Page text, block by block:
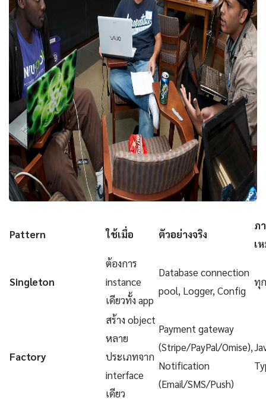
Pattern ใช้เมื่อ ตัวอย่างจริง
ภ
เ
Singleton
ต้องการ
instance
เดียวทั้ง app
Database connection
pool, Logger, Config
ทุ
Factory
สร้าง object
หลาย
ประเภทจาก
interface
เดียว
Payment gateway
(Stripe/PayPal/Omise),
Notification
(Email/SMS/Push)